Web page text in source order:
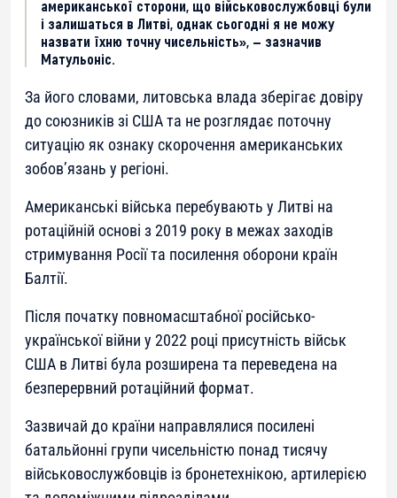
американської сторони, що військовослужбовці були
і залишаться в Литві, однак сьогодні я не можу
назвати їхню точну чисельність», — зазначив
Матульоніс.
За його словами, литовська влада зберігає довіру
до союзників зі США та не розглядає поточну
ситуацію як ознаку скорочення американських
зобов’язань у регіоні.
Американські війська перебувають у Литві на
ротаційній основі з 2019 року в межах заходів
стримування Росії та посилення оборони країн
Балтії.
Після початку повномасштабної російсько-
української війни у 2022 році присутність військ
США в Литві була розширена та переведена на
безперервний ротаційний формат.
Зазвичай до країни направлялися посилені
батальйонні групи чисельністю понад тисячу
військовослужбовців із бронетехнікою, артилерією